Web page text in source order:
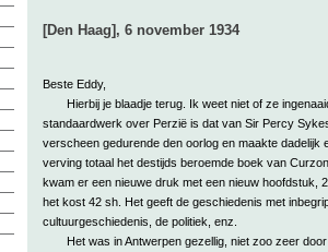
[Den Haag], 6 november 1934
Beste Eddy,
Hierbij je blaadje terug. Ik weet niet of ze
standaardwerk over Perzië is dat van Sir Percy
verscheen gedurende den oorlog en maakte dadelijk
verving totaal het destijds beroemde boek van
kwam er een nieuwe druk met een nieuw hoofdstuk,
het kost 42 sh. Het geeft de geschiedenis met
cultuurgeschiedenis, de politiek, enz.
Het was in Antwerpen gezellig, niet zoo zeer